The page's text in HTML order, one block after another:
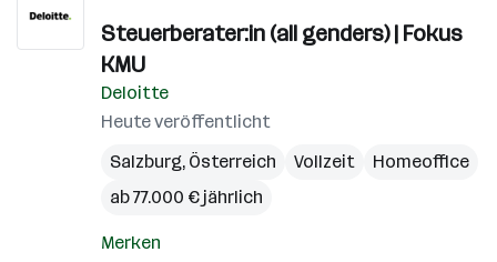
Steuerberater:in (all genders) | Fokus
KMU
Deloitte
Heute veröffentlicht
Salzburg, Österreich Vollzeit
Homeoffice
ab 77.000 € jährlich
Merken